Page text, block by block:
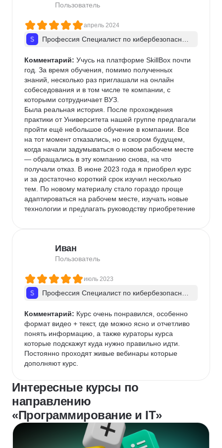
Пользователь
апрель 2024
Профессия Специалист по кибербезопас­но­с
Комментарий: Учусь на платформе SkillBox почти
год. За время обучения, помимо полученных
знаний, несколько раз приглашали на онлайн
собеседования и в том числе те компании, с
которыми сотрудничает ВУЗ.
Была реальная история. После прохождения
практики от Университета нашей группе предлагали
пройти ещё небольшое обучение в компании. Все
на тот момент отказались, но в скором будущем,
когда начали задумываться о новом рабочем месте
— обращались в эту компанию снова, на что
получали отказ. В июне 2023 года я приобрел курс
и за достаточно короткий срок изучил несколько
тем. По новому материалу стало гораздо проще
адаптироваться на рабочем месте, изучать новые
технологии и предлагать руководству приобретение
новых технологий.
когда меня пригласили на собеседование в ту де
компанию, в которой не так давно получал отказ на
В общем, площадка реально учит, преподносит
новые знания, курсы постоянно обновляются, из-за
чего не теряют актуальность!
Иван
Пользователь
июль 2023
Профессия Специалист по кибербезопас­но­с
Комментарий: Курс очень понравился, особенно
формат видео + текст, где можно ясно и отчетливо
понять информацию, а также кураторы курса
которые подскажут куда нужно правильно идти.
Постоянно проходят живые вебинары которые
дополняют курс.
Интересные курсы по
направлению
«Программирование и IT»